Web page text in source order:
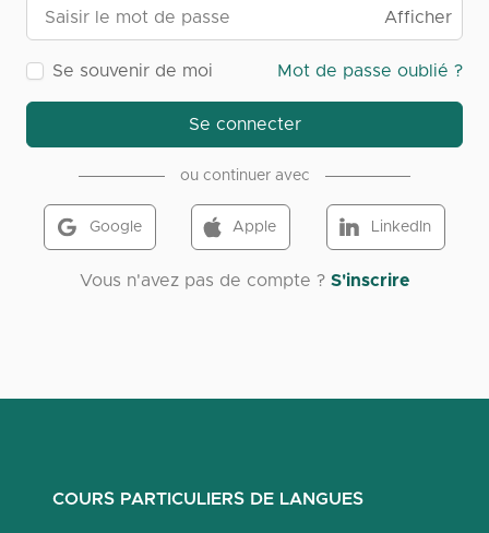
Afficher
Se souvenir de moi Mot de passe oublié ?
Se connecter
ou continuer avec
Google Apple LinkedIn
Vous n'avez pas de compte ? S'inscrire
COURS PARTICULIERS DE LANGUES